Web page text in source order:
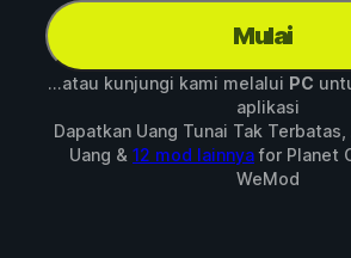
Mulai
...atau kunjungi kami melalui PC
aplikasi
Dapatkan Uang Tunai Tak
Uang & 12 mod lainnyafor Planet
WeMod